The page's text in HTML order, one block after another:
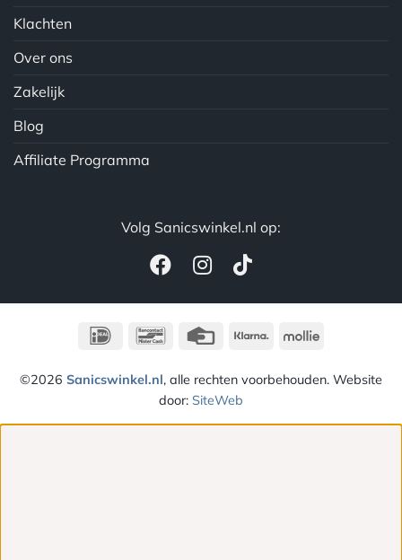
Klachten
Over ons
Zakelijk
Blog
Affiliate Programma
Volg Sanicswinkel.nl op:
IDeal BancontactCredit
Klarna Mollie
©2026 Sanicswinkel.nl, alle rechten voorbehouden. Website
door: SiteWeb